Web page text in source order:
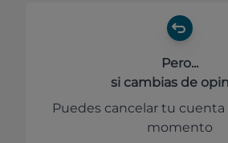
Pero...
si cambias de
Puedes cancelar tu
momento